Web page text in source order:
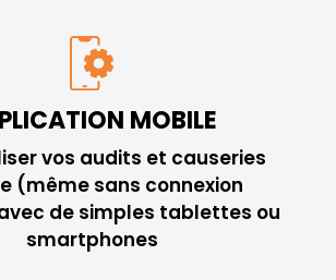
MOBILE
vos audits et causeries
(même sans connexion
de simples tablettes ou
smartphones